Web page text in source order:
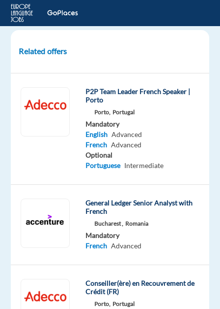
(h/f)
PARIS
12,
Oops!
available
out
Related offers
P2P Team Leader French Speaker |
Porto
Porto, Portugal
Mandatory
English Advanced
French Advanced
Optional
Portuguese Intermediate
General Ledger Senior Analyst with
French
Bucharest , Romania
Mandatory
French Advanced
Conseiller(ère) en Recouvrement de
Crédit (FR)
Porto, Portugal